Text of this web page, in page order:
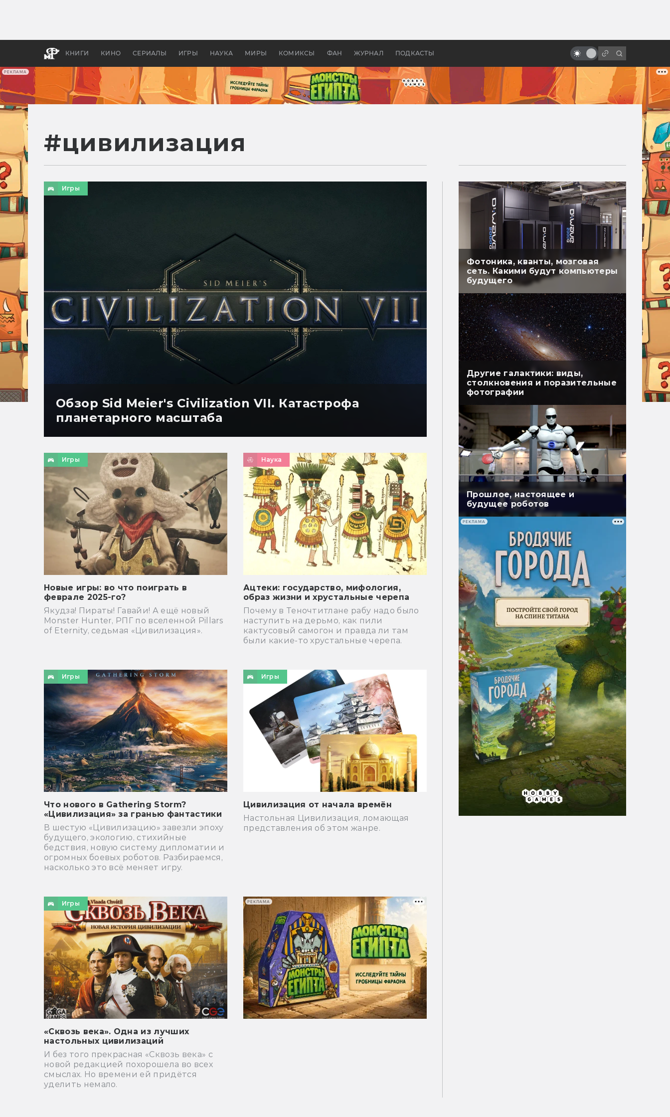
РЕКЛАМА
КНИГИ КИНО СЕРИАЛЫ ИГРЫ НАУКА МИРЫ КОМИКСЫ ФАН ЖУРНАЛ ПОДКАСТЫ
апокалипсис, в России —
бы «Властелина колец»
спустя двадцать лет?
#цивилизация
Игры
Обзор Sid Meier's Civilization VII. Катастрофа
планетарного масштаба
Игры
Новые игры: во что поиграть в
феврале 2025-го?
Якудза! Пираты! Гавайи! А ещё новый
Monster Hunter, РПГ по вселенной Pillars
of Eternity, седьмая «Цивилизация».
Наука
Ацтеки: государство, мифология,
образ жизни и хрустальные черепа
Почему в Теночтитлане рабу надо было
наступить на дерьмо, как пили
кактусовый самогон и правда ли там
были какие-то хрустальные черепа.
Игры
Что нового в Gathering Storm?
«Цивилизация» за гранью фантастики
В шестую «Цивилизацию» завезли эпоху
будущего, экологию, стихийные
бедствия, новую систему дипломатии и
огромных боевых роботов. Разбираемся,
насколько это всё меняет игру.
Игры
Цивилизация от начала времён
Настольная Цивилизация, ломающая
представления об этом жанре.
Игры
«Сквозь века». Одна из лучших
настольных цивилизаций
И без того прекрасная «Сквозь века» с
новой редакцией похорошела во всех
смыслах. Но времени ей придётся
уделить немало.
РЕКЛАМА
Фотоника, кванты, мозговая
сеть. Какими будут компьютеры
будущего
Другие галактики: виды,
столкновения и поразительные
фотографии
Прошлое, настоящее и
будущее роботов
РЕКЛАМА